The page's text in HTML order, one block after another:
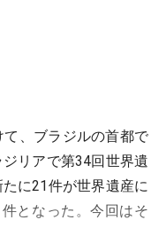
、ブラジルの首都で
リアで第34回世界遺
に21件が世界遺産に
となった。今回はそ